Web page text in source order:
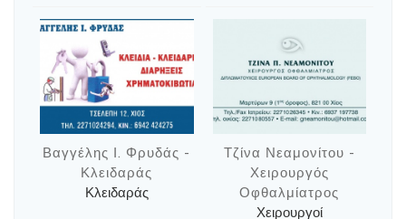
Βαγγέλης Ι. Φρυδάς -
Κλειδαράς
Κλειδαράς
Τζίνα Νεαμονίτου -
Χειρουργός
Οφθαλμίατρος
Χειρουργοί